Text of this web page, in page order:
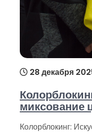
28 декабря
миксование
Колорблокинг: